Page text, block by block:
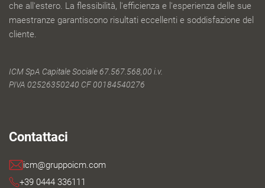
che all'estero. La flessibilità, l'efficienza e l'esperienza delle sue
maestranze garantiscono risultati eccellenti e soddisfazione del
cliente.
ICM SpA Capitale Sociale 67.567.568,00 i.v.
PIVA 02526350240 CF 00184540276
Contattaci
icm@gruppoicm.com
+39 0444 336111